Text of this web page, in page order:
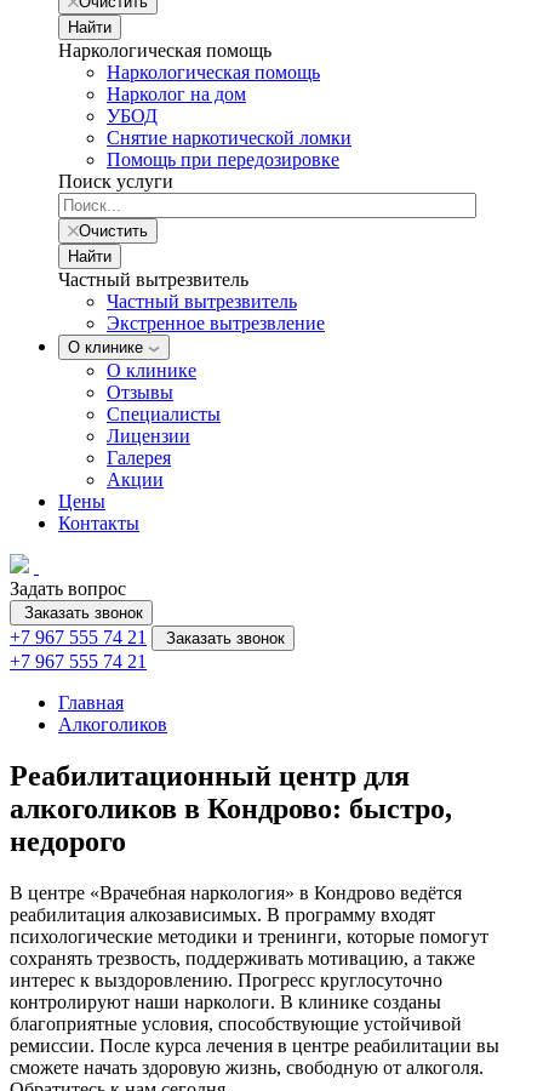
Найти
Наркологическая помощь
Наркологическая помощь
Нарколог на дом
УБОД
Снятие наркотической ломки
Помощь при передозировке
Поиск услуги
Очистить
Найти
Частный вытрезвитель
Частный вытрезвитель
Экстренное вытрезвление
О клинике
О клинике
Отзывы
Специалисты
Лицензии
Галерея
Акции
Цены
Контакты
Задать вопрос
Заказать звонок
+7 967 555 74 21 Заказать звонок
+7 967 555 74 21
Главная
Алкоголиков
Реабилитационный центр для
алкоголиков в Кондрово: быстро,
недорого
В центре «Врачебная наркология» в Кондрово ведётся
реабилитация алкозависимых. В программу входят
психологические методики и тренинги, которые помогут
сохранять трезвость, поддерживать мотивацию, а также
интерес к выздоровлению. Прогресс круглосуточно
контролируют наши наркологи. В клинике созданы
благоприятные условия, способствующие устойчивой
ремиссии. После курса лечения в центре реабилитации вы
сможете начать здоровую жизнь, свободную от алкоголя.